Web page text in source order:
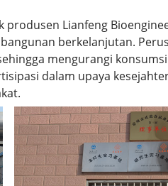
Lianfeng
berkelanjutan.
mengurangi
dalam upaya